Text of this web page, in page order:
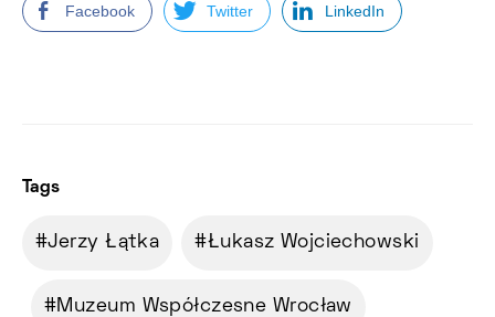
Facebook Twitter LinkedIn
Tags
Jerzy Łątka Łukasz Wojciechowski
Muzeum Współczesne Wrocław